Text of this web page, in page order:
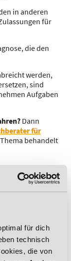
für dich
technisch
die von
in anderen
für
die den
werden,
sind
Aufgaben
Dann
für
behandelt
Rabatt